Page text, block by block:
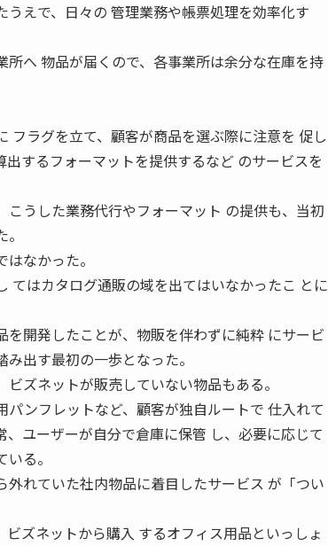
えで、日々の 管理業務や帳票処理を効率化す
へ 物品が届くので、各事業所は余分な在庫を持
フラグを立て、顧客が商品を選ぶ際に注意を 促し
するフォーマットを提供するなど のサービスを
うした業務代行やフォーマット の提供も、当初
なかった。
てはカタログ通販の域を出てはいなかったこ とに
開発したことが、物販を伴わずに純粋 にサービ
出す最初の一歩となった。
ズネットが販売していない物品もある。
ンフレットなど、顧客が独自ルートで 仕入れて
ユーザーが自分で倉庫に保管 し、必要に応じて
る。
れていた社内物品に着目したサービス が「つい
ズネットから購入 するオフィス用品といっしょ